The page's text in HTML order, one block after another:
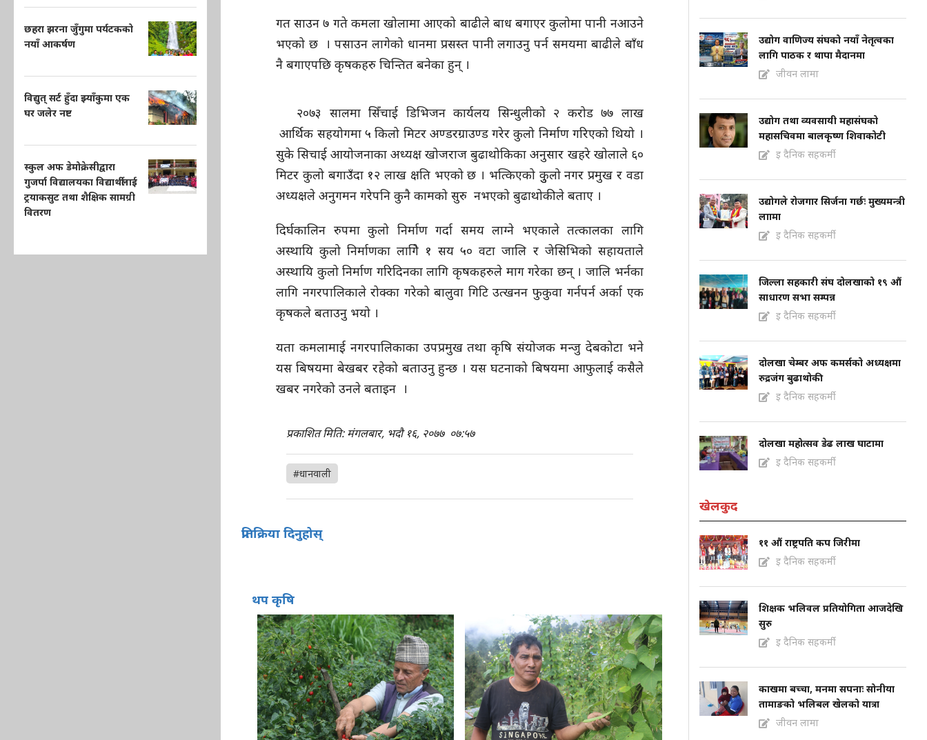
छहरा झरना जुँगुमा पर्यटकको
नयाँ आकर्षण
विद्युत् सर्ट हुँदा झ्याँकुमा एक
घर जलेर नष्ट
स्कुल अफ डेमोक्रेसीद्वारा
गुजर्पा विद्यालयका विद्यार्थीलाई
ट्रयाकसुट तथा शैक्षिक सामग्री
वितरण
गत साउन ७ गते कमला खोलामा आएको बाढीले बाध बगाएर कुलोमा पानी नआउने
भएको छ । पसाउन लागेको धानमा प्रसस्त पानी लगाउनु पर्न समयमा बाढीले बाँध
नै बगाएपछि कृषकहरु चिन्तित बनेका हुन् ।
२०७३ सालमा सिँचाई डिभिजन कार्यलय सिन्धुलीको २ करोड ७७ लाख
आर्थिक सहयोगमा ५ किलो मिटर अण्डरग्राउण्ड गरेर कुलो निर्माण गरिएको थियो ।
सुके सिचाई आयोजनाका अध्यक्ष खोजराज बुढाथोकिका अनुसार खहरे खोलाले ६०
मिटर कुलो बगाउँदा १२ लाख क्षति भएको छ । भत्किएको कुुलो नगर प्रमुख र वडा
अध्यक्षले अनुगमन गरेपनि कुनै कामको सुरु नभएको बुढाथोकीले बताए ।
दिर्घकालिन रुपमा कुलो निर्माण गर्दा समय लाग्ने भएकाले तत्कालका लागि
अस्थायि कुलो निर्माणका लागिे १ सय ५० वटा जालि र जेसिभिको सहायताले
अस्थायि कुलो निर्माण गरिदिनका लागि कृषकहरुले माग गरेका छन् । जालि भर्नका
लागि नगरपालिकाले रोक्का गरेको बालुवा गिटि उत्खनन फुकुवा गर्नपर्न अर्का एक
कृषकले बताउनु भयो ।
यता कमलामाई नगरपालिकाका उपप्रमुख तथा कृषि संयोजक मन्जु देबकोटा भने
यस बिषयमा बेखबर रहेको बताउनु हुन्छ । यस घटनाको बिषयमा आफुलाई कसैले
खबर नगरेको उनले बताइन ।
प्रकाशित मिति: मंगलबार, भदौ १६, २०७७ ०७:५७
#धानवाली
प्रतिक्रिया दिनुहोस्
थप कृषि
उद्योग वाणिज्य संघको नयाँ नेतृत्वका
लागि पाठक र थापा मैदानमा
जीवन लामा
उद्योग तथा व्यवसायी महासंघको
महासचिवमा बालकृष्ण शिवाकोटी
इ दैनिक सहकर्मी
उद्योगले रोजगार सिर्जना गर्छः मुख्यमन्त्री
लाामा
इ दैनिक सहकर्मी
जिल्ला सहकारी संघ दोलखाको १९ औं
साधारण सभा सम्पन्न
इ दैनिक सहकर्मी
दोलखा चेम्बर अफ कमर्सको अध्यक्षमा
रुद्रजंग बुढाथोकी
इ दैनिक सहकर्मी
दोलखा महोत्सव डेढ लाख घाटामा
इ दैनिक सहकर्मी
खेलकुद
११ औं राष्ट्रपति कप जिरीमा
इ दैनिक सहकर्मी
शिक्षक भलिवल प्रतियोगिता आजदेखि
सुरु
इ दैनिक सहकर्मी
काखमा बच्चा, मनमा सपनाः सोनीया
तामाङको भलिबल खेलको यात्रा
जीवन लामा